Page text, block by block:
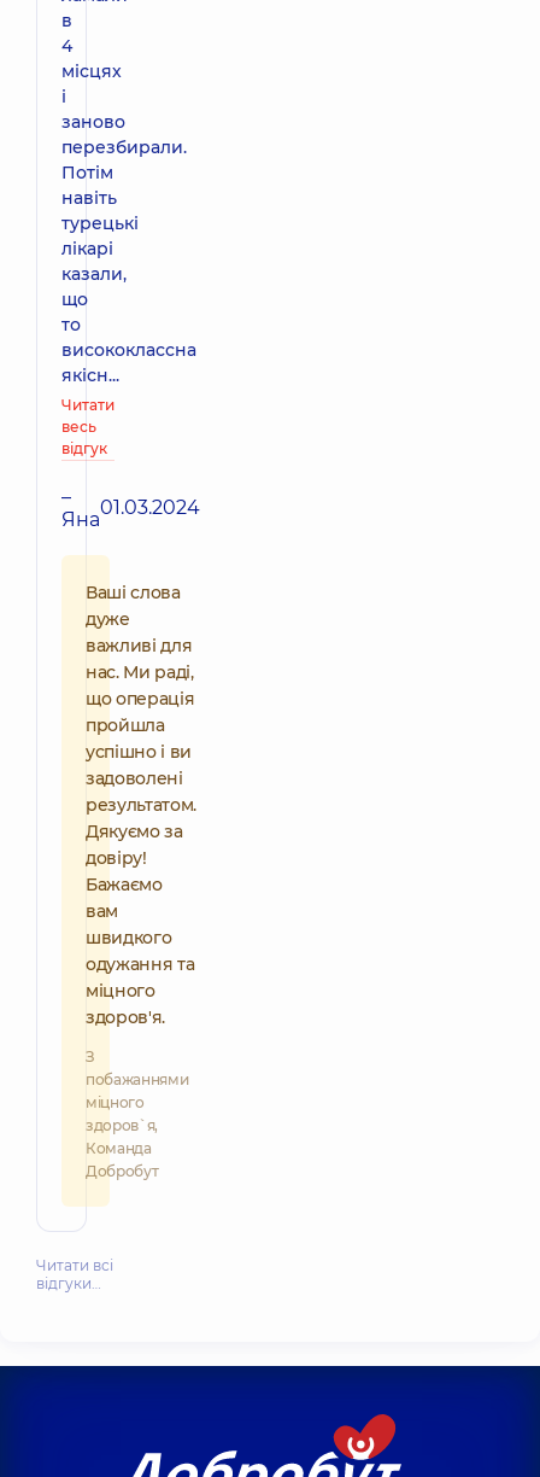
в
4
місцях
і
заново
перезбирали.
Потім
навіть
турецькі
лікарі
казали,
що
то
висококлассна
якісн...
Читати
весь
відгук
–
Яна01.03.2024
Ваші слова
дуже
важливі для
нас. Ми раді,
що операція
пройшла
успішно і ви
задоволені
результатом.
Дякуємо за
довіру!
Бажаємо
вам
швидкого
одужання та
міцного
здоров'я.
З
побажаннями
міцного
здоров`я,
Команда
Добробут
Читати всі
відгуки…